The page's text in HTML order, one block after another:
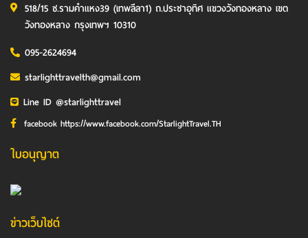
518/15 ซ.รามคำแหง39 (เทพลีลา1) ถ.ประชาอุทิศ แขวงวังทองหลาง เขต
วังทองหลาง กรุงเทพฯ 10310
095-2624694
starlighttravelth@gmail.com
Line ID @starlighttravel
facebook https://www.facebook.com/StarlightTravel.TH
ใบอนุญาต
ข่าวเว็บไซต์